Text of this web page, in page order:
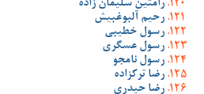
رامتین سلیمان زاده
رحیم آلبوغبیش
رسول خطیبی
رسول عسگری
رسول نامجو
رضا ترکزاده
رضا حیدری